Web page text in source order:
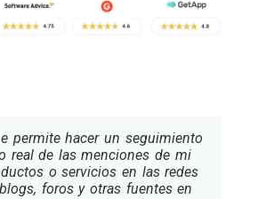
permite hacer un seguimiento
real de las menciones de mi
o servicios en las redes
foros y otras fuentes en